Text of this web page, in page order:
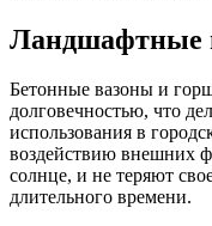
Ландшафтные
Бетонные вазоны и
долговечностью, что
использования в
воздействию внешних
солнце, и не теряют
длительного времени.